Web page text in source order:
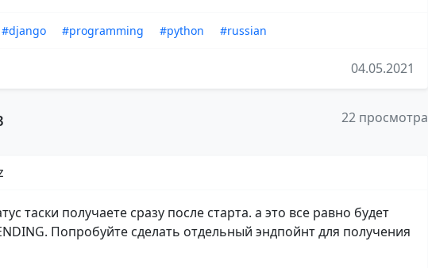
#django #programming #python #russian
04.05.2021
22 просмотра
таски получаете сразу после старта. а это все равно будет
Попробуйте сделать отдельный эндпойнт для получения